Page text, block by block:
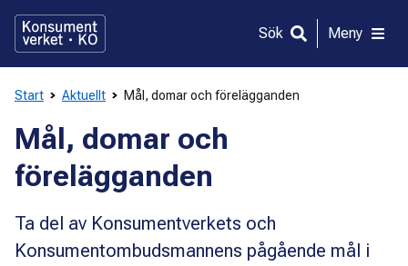
direkt
innehållet
Sök Meny
Start Aktuellt Mål, domar och förelägganden
Mål, domar och
förelägganden
Ta del av Konsumentverkets och
Konsumentombudsmannens pågående mål i